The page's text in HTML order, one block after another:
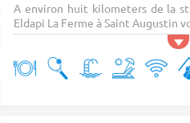
A environ huit kilometers de la
Eldapi La Ferme à Saint Augustin